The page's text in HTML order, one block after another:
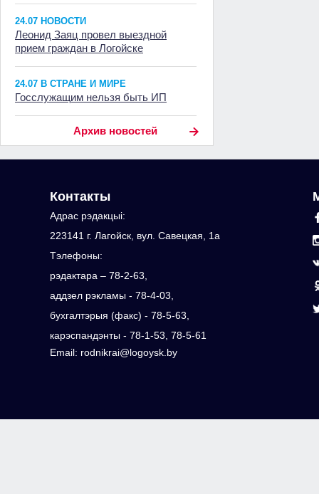
24.07 НОВОСТИ
Леонид Заяц провел выездной
прием граждан в Логойске
24.07 В СТРАНЕ И МИРЕ
Госслужащим нельзя быть ИП
Архив новостей
Контакты
Адрас рэдакцыi:
223141 г. Лагойск, вул. Савецкая, 1а
Тэлефоны:
рэдактара – 78-2-63,
аддзел рэкламы - 78-4-03,
бухгалтэрыя (факс) - 78-5-63,
карэспандэнты - 78-1-53, 78-5-61
Email: rodnikrai@logoysk.by